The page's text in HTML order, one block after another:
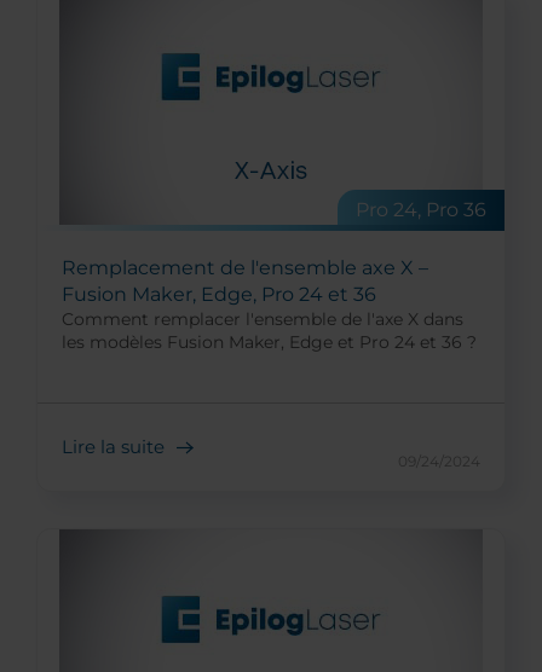
Pro 24, Pro 36
Remplacement de l'ensemble axe X –
Fusion Maker, Edge, Pro 24 et 36
Comment remplacer l'ensemble de l'axe X dans
les modèles Fusion Maker, Edge et Pro 24 et 36 ?
Lire la suite
09/24/2024